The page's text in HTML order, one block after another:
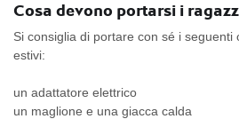
Cosa devono portarsi i
Si consiglia di portare con sé i
estivi:
un adattatore elettrico
un maglione e una giacca calda